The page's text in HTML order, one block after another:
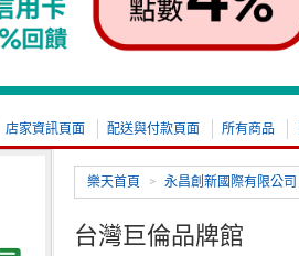
店家資訊頁面 配送與付款頁面 所有商品
樂天首頁 > 永昌創新國際有限公司
台灣巨倫品牌館